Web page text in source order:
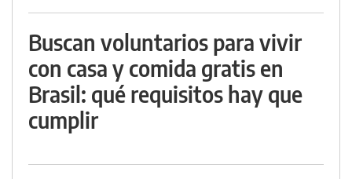
Buscan voluntarios para vivir
con casa y comida gratis en
Brasil: qué requisitos hay que
cumplir